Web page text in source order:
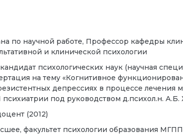
по научной работе, Профессор кафедры
и клинической психологии
кандидат психологических наук (научная
на тему «Когнитивное
депрессиях в процессе
под руководством д.психол.н. А.Б.
(2012)
факультет психологии образования